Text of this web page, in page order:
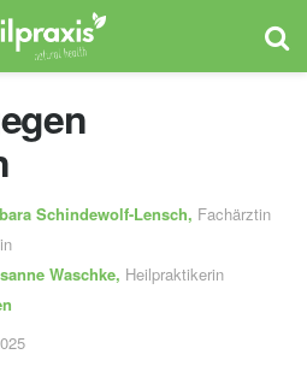
Schindewolf-Lensch, Fachärztin
Waschke, Heilpraktikerin